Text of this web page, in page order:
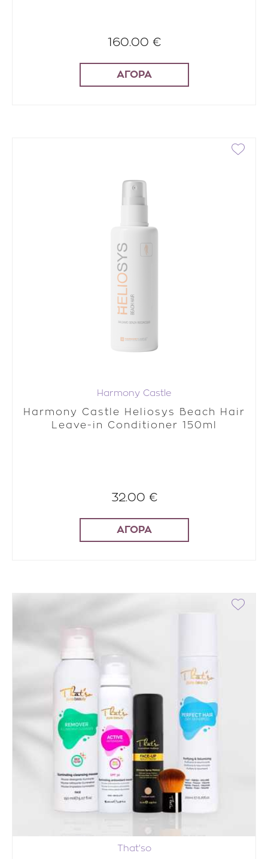
160.00 €
ΑΓΟΡΑ
Harmony Castle
Harmony Castle Heliosys Beach Hair
Leave-in Conditioner 150ml
32.00 €
ΑΓΟΡΑ
That'so